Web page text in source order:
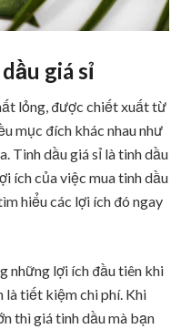
giá sỉ
lỏng, được chiết xuất từ
mục đích khác nhau như
Tinh dầu giá sỉ là tinh dầu
ích của việc mua tinh dầu
hiểu các lợi ích đó ngay
những lợi ích đầu tiên khi
là tiết kiệm chi phí. Khi
thì giá tinh dầu mà bạn